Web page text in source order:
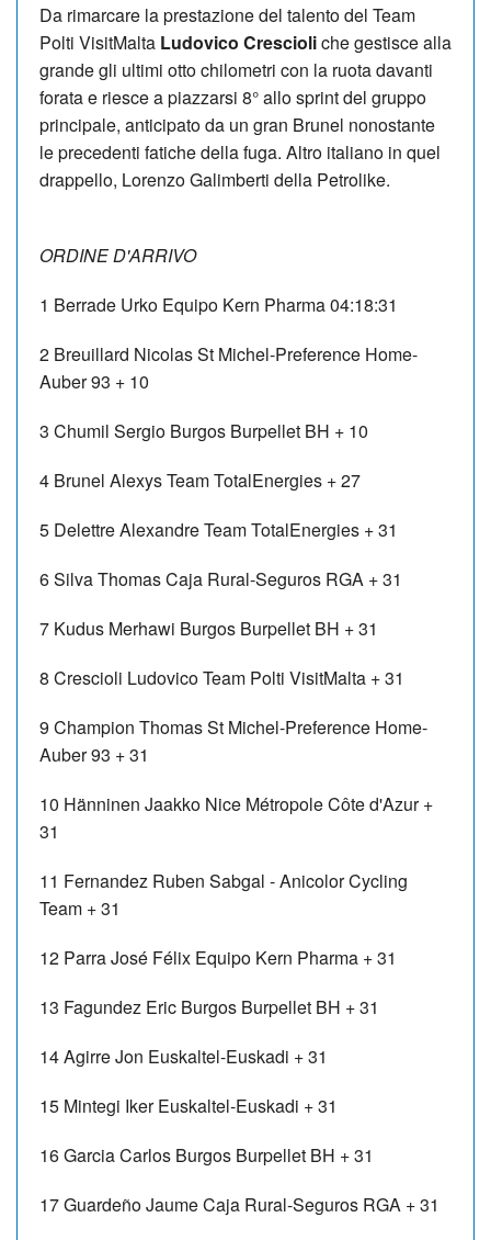
Da rimarcare la prestazione del talento del Team
Polti VisitMalta Ludovico Crescioliche gestisce alla
grande gli ultimi otto chilometri con la ruota davanti
forata e riesce a piazzarsi 8° allo sprint del gruppo
principale, anticipato da un gran Brunel nonostante
le precedenti fatiche della fuga. Altro italiano in quel
drappello, Lorenzo Galimberti della Petrolike.
ORDINE D'ARRIVO
1 Berrade Urko Equipo Kern Pharma04:18:31
2 Breuillard NicolasSt Michel-Preference Home-
Auber 93 + 10
3 Chumil Sergio Burgos Burpellet BH + 10
4 Brunel AlexysTeam TotalEnergies + 27
5 Delettre AlexandreTeam TotalEnergies + 31
6Silva ThomasCaja Rural-Seguros RGA + 31
7 Kudus Merhawi Burgos Burpellet BH + 31
8 Crescioli LudovicoTeam Polti VisitMalta + 31
9 Champion ThomasSt Michel-Preference Home-
Auber 93 + 31
10 Hänninen Jaakko Nice Métropole Côte d'Azur +
31
11 Fernandez Ruben Sabgal - Anicolor Cycling
Team + 31
12 Parra José Félix Equipo Kern Pharma + 31
13 Fagundez Eric Burgos Burpellet BH + 31
14Agirre Jon Euskaltel-Euskadi + 31
15 Mintegi Iker Euskaltel-Euskadi + 31
16Garcia Carlos Burgos Burpellet BH + 31
17Guardeño JaumeCaja Rural-Seguros RGA + 31